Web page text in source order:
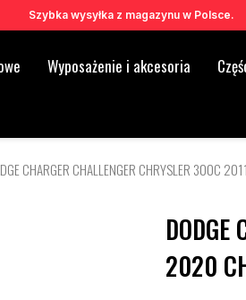
Szybka wysyłka z magazynu w Polsce.
Wyposażenie i akcesoria
CHARGER CHALLENGER CHRYSLER 300C
DODGE
2020